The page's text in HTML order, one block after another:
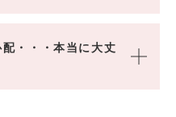
・・・本当に大丈